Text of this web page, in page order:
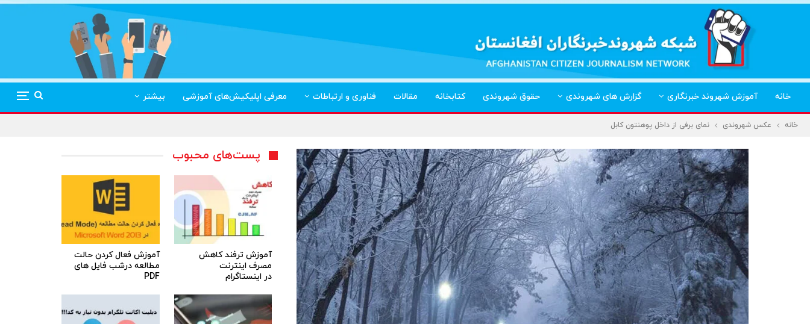
خانه آموزش شهروند خبرنگاری گزارش های شهروندی حقوق شهروندی کتابخانه مقالات فناوری و ارتباطات معرفی اپلیکیش‌های آموزشی بیشتر
خانه عکس شهروندی نمای برفی از داخل پوهنتون کابل
پست‌های محبوب
آموزش ترفند کاهش
مصرف اینترنت
در اینستاگرام
آموزش فعال کردن حالت
مطالعه درشب فایل های
PDF